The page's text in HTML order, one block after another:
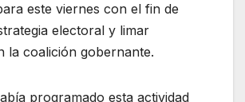
este viernes con el fin de
electoral y limar
la coalición gobernante.
programado esta actividad